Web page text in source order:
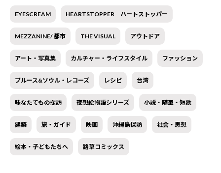
EYESCREAM HEARTSTOPPER ハートストッパー
MEZZANINE/ 都市 THE VISUAL アウトドア
アート・写真集 カルチャー・ライフスタイル ファッション
ブルース&ソウル・レコーズ レシピ 台湾
味なたてもの探訪 夜想絵物語シリーズ 小説・随筆・短歌
建築 旅・ガイド 映画 沖縄島探訪 社会・思想
絵本・子どもたちへ 路草コミックス